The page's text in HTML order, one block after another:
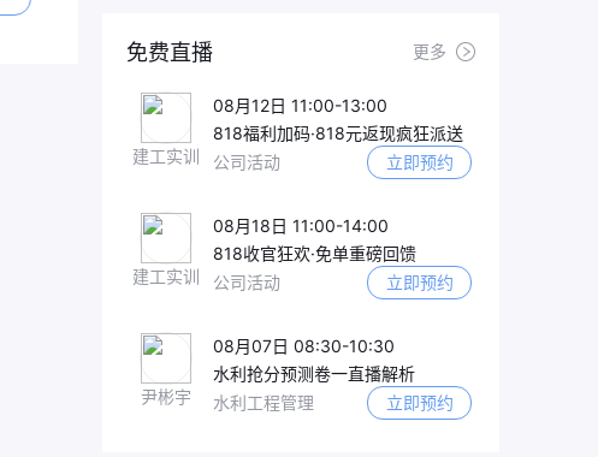
免费直播 更多
建工实训
08月12日 11:00-13:00
818福利加码·818元返现疯狂派送
公司活动
立即预约
建工实训
08月18日 11:00-14:00
818收官狂欢·免单重磅回馈
公司活动
立即预约
尹彬宇
08月07日 08:30-10:30
水利抢分预测卷一直播解析
水利工程管理
立即预约